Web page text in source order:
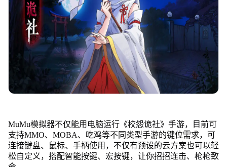
MuMu模拟器不仅能用电脑运行《校怨诡社》手游，目前可
支持MMO、MOBA、吃鸡等不同类型手游的键位需求，可
连接键盘、鼠标、手柄使用，不仅有预设的云方案也可以轻
松自定义，搭配智能按键、宏按键，让你招招连击、枪枪致